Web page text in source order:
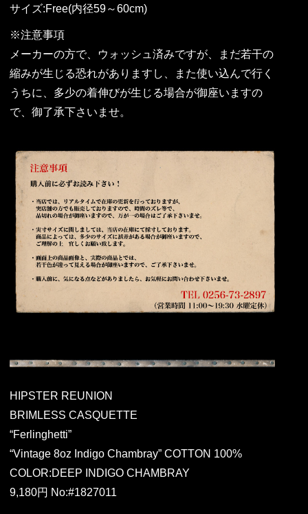
サイズ:Free(内径59～60cm)
※注意事項
メーカーの方で、ウォッシュ済みですが、まだ若干の
縮みが生じる恐れがありますし、また使い込んで行く
うちに、多少の着伸びが生じる場合が御座いますの
で、御了承下さいませ。
HIPSTER REUNION
BRIMLESS CASQUETTE
“Ferlinghetti”
“Vintage 8oz Indigo Chambray” COTTON 100%
COLOR:DEEP INDIGO CHAMBRAY
9,180円 No:#1827011